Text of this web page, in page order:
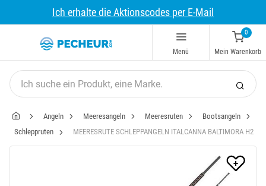
Ich erhalte die Aktionscodes per E-Mail
Menü
0
Mein Warenkorb
Angeln Meeresangeln Meeresruten
Bootsangeln
Schleppruten
MEERESRUTE SCHLEPPANGELN ITALCANNA BALTIMORA H2